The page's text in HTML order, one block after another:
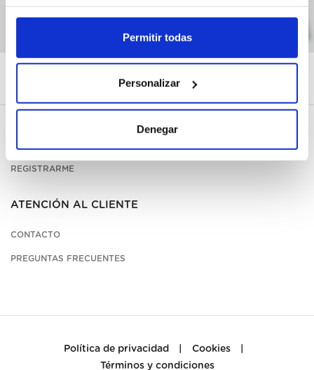
Permitir todas
Personalizar
Denegar
REGISTRARME
ATENCIÓN AL CLIENTE
CONTACTO
PREGUNTAS FRECUENTES
Política de privacidad Cookies
Términos y condiciones